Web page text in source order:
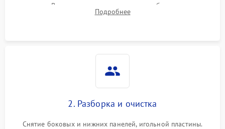
педали. Выявление пропусков стежков, обрывов нити,
заклинивания или тупого среза ткани на тестовом образце.
Подробнее
2. Разборка и очистка
Снятие боковых и нижних панелей, игольной пластины.